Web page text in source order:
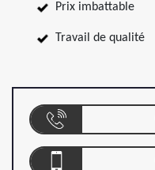
Prix imbattable
Travail de qualité